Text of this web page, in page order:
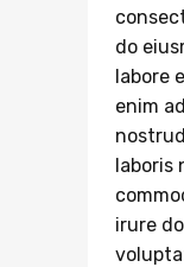
do
labore
enim
laboris
irure